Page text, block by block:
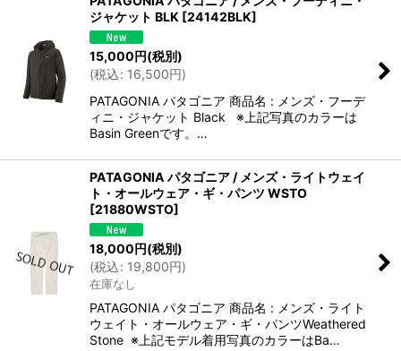
ジャケット BLK [24142BLK]
15,000円(税別)
(税込: 16,500円)
PATAGONIA パタゴニア 商品名 : メンズ・フーデ
ィニ・ジャケット Black ※上記写真のカラーは
Basin Greenです。…
PATAGONIA パタゴニア / メンズ・ライトウェイ
ト・オールウェア・ギ・パンツ WSTO
[21880WSTO]
18,000円(税別)
(税込: 19,800円)
在庫なし
PATAGONIA パタゴニア 商品名 : メンズ・ライト
ウェイト・オールウェア・ギ・パンツWeathered
Stone ※上記モデル着用写真のカラーはBa…